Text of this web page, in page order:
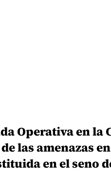
Operativa en
las amenazas
en el seno